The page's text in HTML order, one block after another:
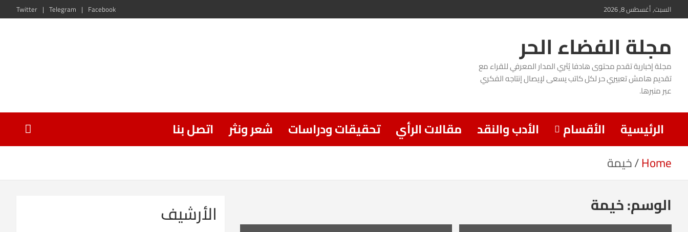
Skip
content
السبت, أغسطس 8, 2026 Facebook
Telegram
Twitter
مجلة الفضاء الحر
مجلة إخبارية تقدم محتوى هادفا يُثري المدار المعرفي للقراء مع
تقديم هامش تعبيري حر لكل كاتب يسعى لإيصال إنتاجه الفكري
عبر منبرها.
الرئيسية الأقسام الأدب والنقد مقالات الرأي تحقيقات ودراسات شعر ونثر
اتصل بنا
Home خيمة
الوسم:خيمة الأرشيف